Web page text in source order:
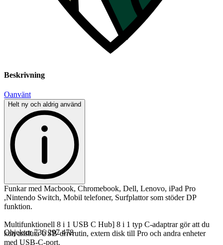
Beskrivning
Oanvänt
Helt ny och aldrig använd
Funkar med Macbook, Chromebook, Dell, Lenovo, iPad Pro
,Nintendo Switch, Mobil telefoner, Surfplattor som stöder DP
funktion.
Multifunktionell 8 i 1 USB C Hub] 8 i 1 typ C-adaptrar gör att du
kan ansluta USB-drivrutin, extern disk till Pro och andra enheter
med USB-C-port.
Objektnr 736 297 478